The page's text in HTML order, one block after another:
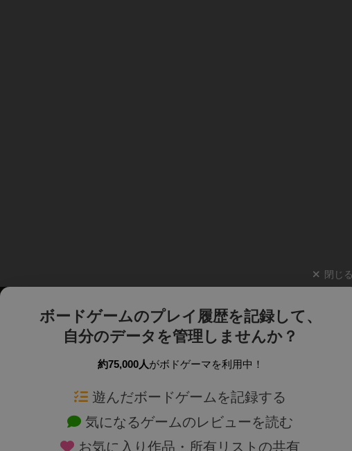
閉じる
ボードゲームのプレイ履歴を記録して、
自分のデータを管理しませんか？
約75,000人がボドゲーマを利用中！
遊んだボードゲームを記録する
気になるゲームのレビューを読む
お気に入り作品・所有リストの共有
ボードゲームを検索する 新作・再入荷情報